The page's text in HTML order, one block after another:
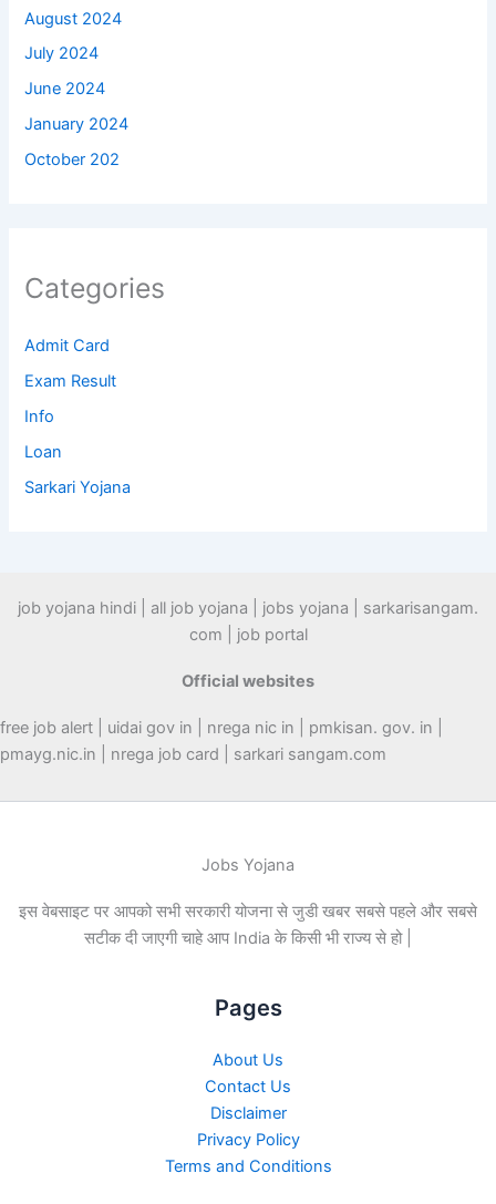
August 2024
July 2024
June 2024
January 2024
October 202
Categories
Admit Card
Exam Result
Info
Loan
Sarkari Yojana
job yojana hindi | all job yojana | jobs yojana | sarkarisangam.
com | job portal
Official websites
free job alert | uidai gov in | nrega nic in | pmkisan. gov. in |
pmayg.nic.in | nrega job card | sarkari sangam.com
Jobs Yojana
इस वेबसाइट पर आपको सभी सरकारी योजना से जुडी खबर सबसे पहले और सबसे
सटीक दी जाएगी चाहे आप India के किसी भी राज्य से हो |
Pages
About Us
Contact Us
Disclaimer
Privacy Policy
Terms and Conditions